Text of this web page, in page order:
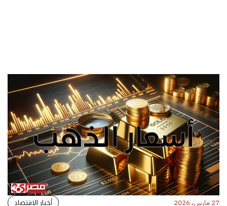
27 مارس، 2026 أخبار الاقتصاد